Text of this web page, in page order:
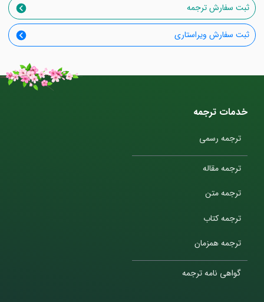
ثبت سفارش ترجمه
ثبت سفارش ویراستاری
خدمات ترجمه
ترجمه رسمی
ترجمه مقاله
ترجمه متن
ترجمه کتاب
ترجمه همزمان
گواهی نامه ترجمه